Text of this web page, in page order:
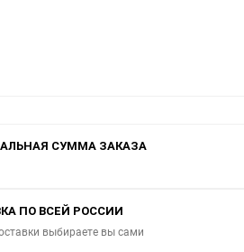
СУММА ЗАКАЗА
ПО ВСЕЙ РОССИИ
выбираете вы сами